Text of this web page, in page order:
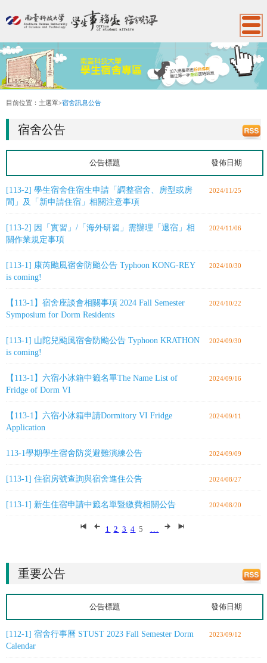
:::
目前位置： 主選單>宿舍訊息公告
宿舍公告
公告標題 發佈日期
[113-2] 學生宿舍住宿生申請「調整宿舍、房型或房
間」及「新申請住宿」相關注意事項
2024/11/25
[113-2] 因「實習」/「海外研習」需辦理「退宿」相
關作業規定事項
2024/11/06
[113-1] 康芮颱風宿舍防颱公告 Typhoon KONG-REY
is coming!
2024/10/30
【113-1】宿舍座談會相關事項 2024 Fall Semester
Symposium for Dorm Residents
2024/10/22
[113-1] 山陀兒颱風宿舍防颱公告 Typhoon KRATHON
is coming!
2024/09/30
【113-1】六宿小冰箱中籤名單The Name List of
Fridge of Dorm VI
2024/09/16
【113-1】六宿小冰箱申請Dormitory VI Fridge
Application
2024/09/11
113-1學期學生宿舍防災避難演練公告 2024/09/09
[113-1] 住宿房號查詢與宿舍進住公告 2024/08/27
[113-1] 新生住宿申請中籤名單暨繳費相關公告 2024/08/20
1 2 3 4 5 ...
重要公告
公告標題 發佈日期
[112-1] 宿舍行事曆 STUST 2023 Fall Semester Dorm
Calendar
2023/09/12